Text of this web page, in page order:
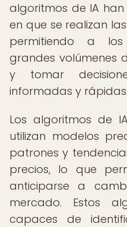
algoritmos de IA
en que se realizan
permitiendo a
grandes volúmenes
y tomar
informadas y rápidas.
Los algoritmos de
utilizan modelos
patrones y
precios, lo que
anticiparse a
mercado. Estos
capaces de